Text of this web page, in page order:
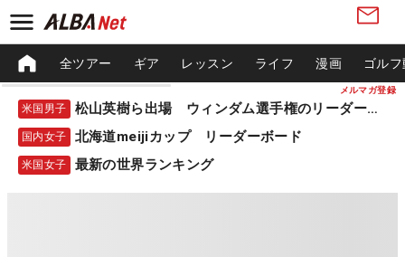
メルマガ登録
全ツアー ギア レッスン ライフ 漫画 ゴル
米国男子 松山英樹ら出場 ウィンダム選手権のリーダーボード
国内女子 北海道meijiカップ リーダーボード
米国女子 最新の世界ランキング